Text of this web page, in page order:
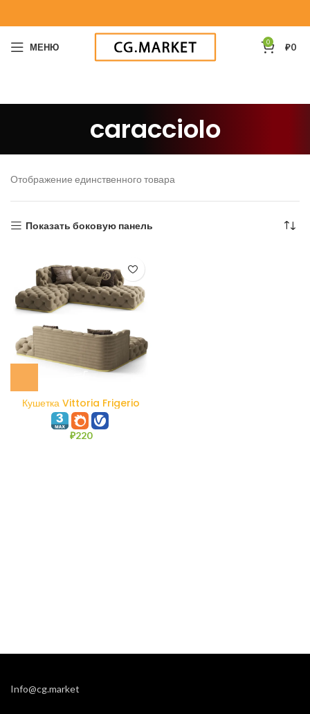
МЕНЮ 0 ₽0
caracciolo
Отображение единственного товара
Показать боковую панель
Кушетка Vittoria Frigerio
Caracciolo
₽220
Info@cg.market